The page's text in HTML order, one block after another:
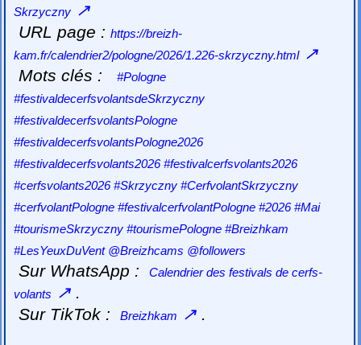
Skrzyczny ↗
URL page :https://breizh-
kam.fr/calendrier2/pologne/2026/1.226-skrzyczny.html↗
Mots clés :
#Pologne
#festivaldecerfsvolantsdeSkrzyczny
#festivaldecerfsvolantsPologne
#festivaldecerfsvolantsPologne2026
#festivaldecerfsvolants2026 #festivalcerfsvolants2026
#cerfsvolants2026 #Skrzyczny #CerfvolantSkrzyczny
#cerfvolantPologne #festivalcerfvolantPologne #2026 #Mai
#tourismeSkrzyczny #tourismePologne #Breizhkam
#LesYeuxDuVent @Breizhcams @followers
Sur WhatsApp :Calendrier des festivals de cerfs-
volants ↗ .
Sur TikTok :Breizhkam ↗ .